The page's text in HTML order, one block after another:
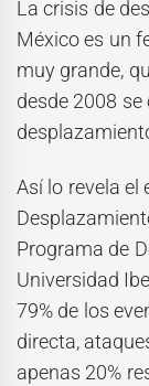
La crisis de
México es un
muy grande,
desde 2008
Así lo revela el
Programa de
Universidad
79% de los
directa,
apenas 20%